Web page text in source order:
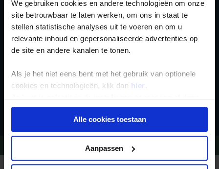
We gebruiken cookies en andere technologieën om onze
site betrouwbaar te laten werken, om ons in staat te
stellen statistische analyses uit te voeren en om u
relevante inhoud en gepersonaliseerde advertenties op
de site en andere kanalen te tonen.
Als je het niet eens bent met het gebruik van optionele
cookies en technologieën, klik dan hier .
Je kunt je selectie in de instellingen aanpassen of deze
onder aan de pagina op elk gewenst moment voor de
toekomst wijzigen.Alle cookies toestaan
Aanpassen
Schrijf je in voor de
nieuwsbrief
Inschrijven
Vragen?Bel 020-7887700